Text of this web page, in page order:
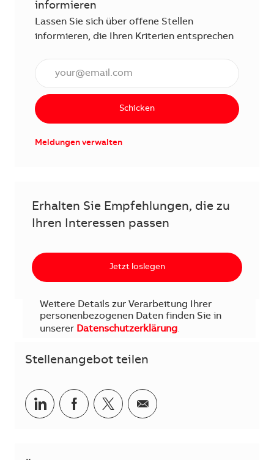
informieren
Lassen Sie sich über offene Stellen
informieren, die Ihren Kriterien entsprechen
Schicken
Meldungen verwalten
Erhalten Sie Empfehlungen, die zu
Ihren Interessen passen
Jetzt loslegen
Weitere Details zur Verarbeitung Ihrer
personenbezogenen Daten finden Sie in
unserer Datenschutzerklärung.
Stellenangebot teilen
Teilen via LinkedIn
Teilen via Facebook
Teilen via Twitter
Teilen via E-Mail